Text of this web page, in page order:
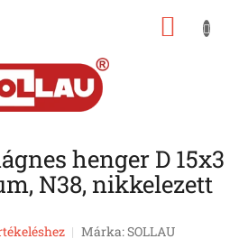
henger D 15x3
N38, nikkelezett
Márka:SOLLAU